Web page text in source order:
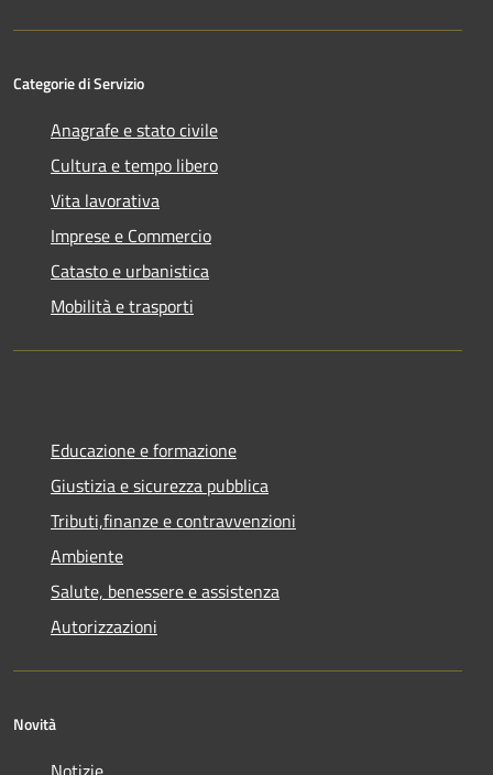
Categorie di Servizio
Anagrafe e stato civile
Cultura e tempo libero
Vita lavorativa
Imprese e Commercio
Catasto e urbanistica
Mobilità e trasporti
Educazione e formazione
Giustizia e sicurezza pubblica
Tributi,finanze e contravvenzioni
Ambiente
Salute, benessere e assistenza
Autorizzazioni
Novità